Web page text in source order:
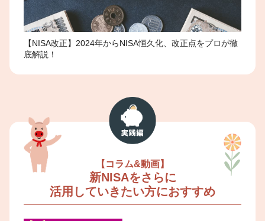
【NISA改正】2024年からNISA恒久化、改正点をプロが徹
底解説！
【コラム&動画】
新NISAをさらに
活用していきたい方におすすめ